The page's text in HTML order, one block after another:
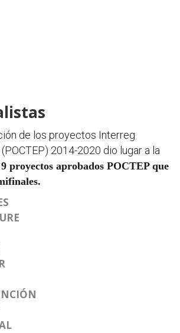
de los proyectos Interreg
2014-2020 dio lugar a la
9 proyectos aprobados POCTEP que